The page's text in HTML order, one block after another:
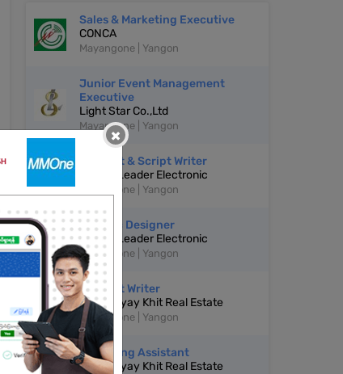
Sales & Marketing Executive
CONCA
Mayangone | Yangon
Junior Event Management
Executive
Light Star Co.,Ltd
Mayangone | Yangon
Content & Script Writer
Capital Leader Electronic
Mayangone | Yangon
Graphic Designer
Capital Leader Electronic
Mayangone | Yangon
Content Writer
Shwe Myay Khit Real Estate
Mayangone | Yangon
Marketing Assistant
Shwe Myay Khit Real Estate
×